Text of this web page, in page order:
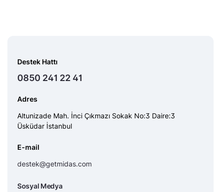
Destek Hattı
0850 241 22 41
Adres
Altunizade Mah. İnci Çıkmazı Sokak No:3 Daire:3
Üsküdar İstanbul
E-mail
destek@getmidas.com
Sosyal Medya